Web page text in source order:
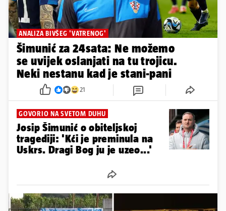
Luka od Njemačke do Njemačke:
I kad je bio klinac plašili smo ga
se na treninzima 'vatrenih'...
29 56
ANALIZA BIVŠEG 'VATRENOG'
Šimunić za 24sata: Ne možemo